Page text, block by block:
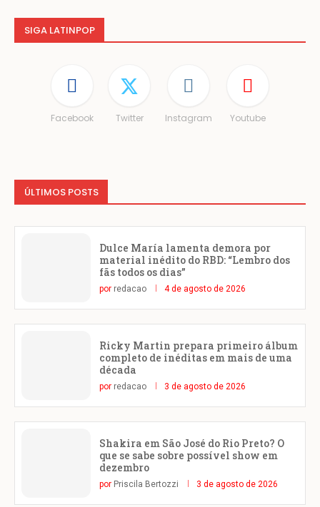
SIGA LATINPOP
Facebook Twitter Instagram Youtube
ÚLTIMOS POSTS
Dulce María lamenta demora por
material inédito do RBD: “Lembro dos
fãs todos os dias”
por redacao 4 de agosto de 2026
Ricky Martin prepara primeiro álbum
completo de inéditas em mais de uma
década
por redacao 3 de agosto de 2026
Shakira em São José do Rio Preto? O
que se sabe sobre possível show em
dezembro
por Priscila Bertozzi 3 de agosto de 2026